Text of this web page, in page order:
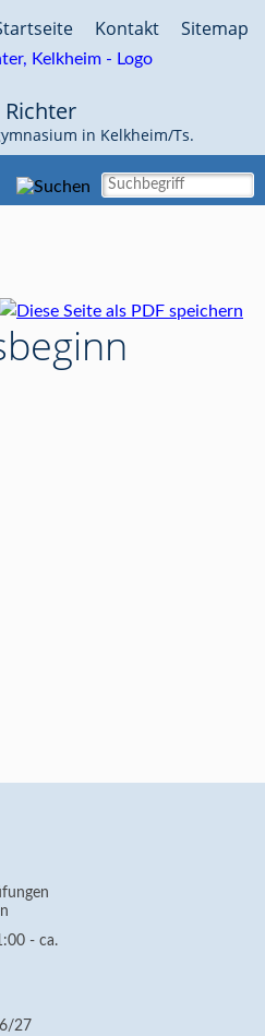
Sitemap
Kontakt
in Kelkheim/Ts.
- ca.
27